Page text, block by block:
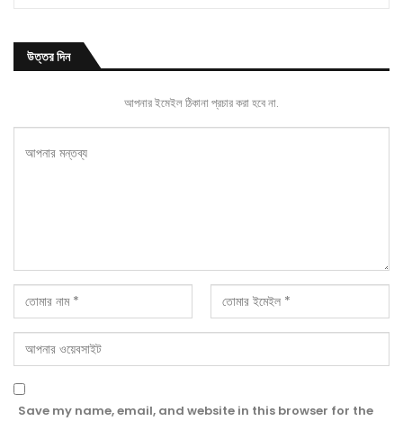
উত্তর দিন
আপনার ইমেইল ঠিকানা প্রচার করা হবে না.
Save my name, email, and website in this browser for the